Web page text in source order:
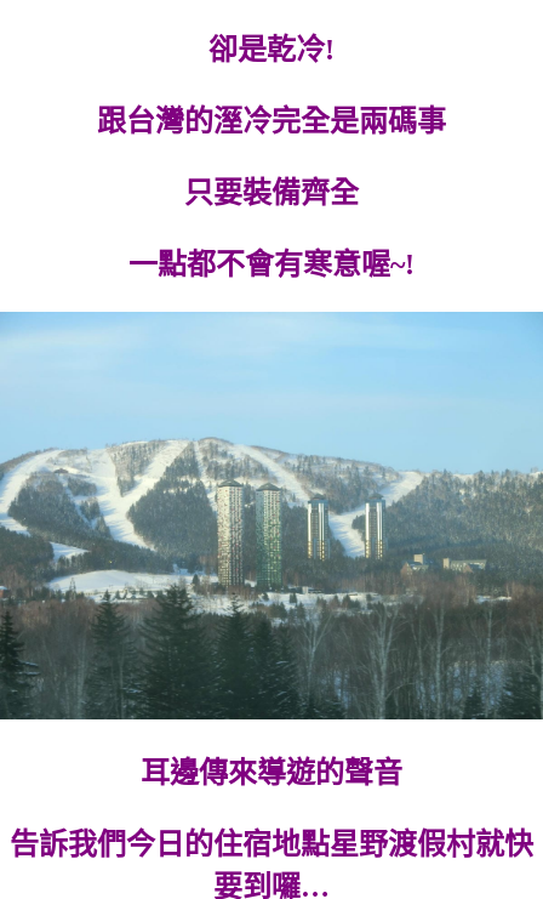
卻是乾冷!
跟台灣的溼冷完全是兩碼事
只要裝備齊全
一點都不會有寒意喔~!
耳邊傳來導遊的聲音
告訴我們今日的住宿地點星野渡假村就快
要到囉…